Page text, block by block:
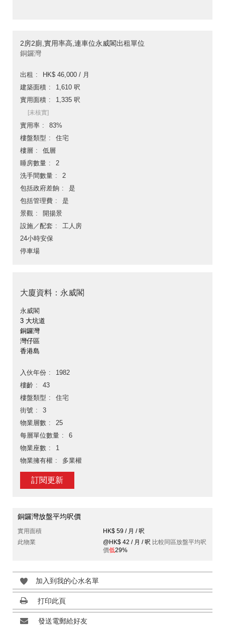
2房2廁,實用率高,連車位永威閣出租單位
銅鑼灣
出租
HK$ 46,000 / 月
建築面積
1,610 呎
實用面積
1,335 呎
[未核實]
實用率
83%
樓盤類型
住宅
樓層
低層
睡房數量
2
洗手間數量
2
包括政府差餉
是
包括管理費
是
景觀
開揚景
設施／配套
工人房
24小時安保
停車場
大廈資料：永威閣
永威閣
3 大坑道
銅鑼灣
灣仔區
香港島
入伙年份
1982
樓齡
43
樓盤類型
住宅
街號
3
物業層數
25
每層單位數量
6
物業座數
1
物業擁有權
多業權
訂閱更新
銅鑼灣放盤平均呎價
實用面積
HK$ 59 / 月 / 呎
此物業
@HK$ 42 / 月 / 呎 比較同區放盤平均呎
價低29%
加入到我的心水名單
打印此頁
發送電郵給好友